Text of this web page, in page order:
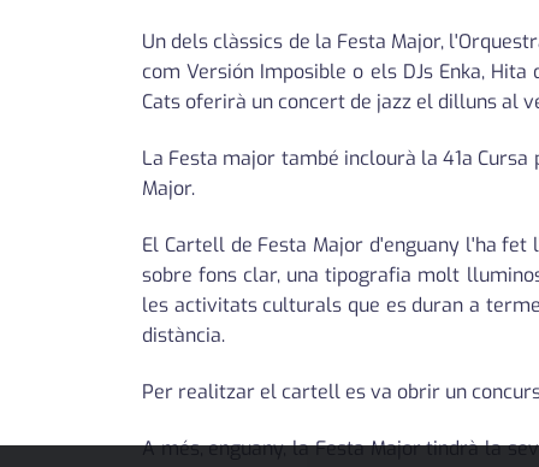
Un dels clàssics de la Festa Major,
com Versión Imposible o els DJs Enka,
Cats oferirà un concert de jazz el dilluns al
La Festa major també inclourà la 41a
Major.
El Cartell de Festa Major d'enguany l'ha fet
sobre fons clar, una tipografia molt
les activitats culturals que es duran a
distància.
Per realitzar el cartell es va obrir un
A més, enguany, la Festa Major tindrà la